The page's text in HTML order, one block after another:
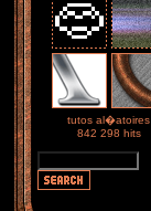
tutos al�atoires
842 298 hits